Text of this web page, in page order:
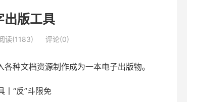
版工具
读(1183) 评论(0)
种文档资源制作成为一本电子出版物。